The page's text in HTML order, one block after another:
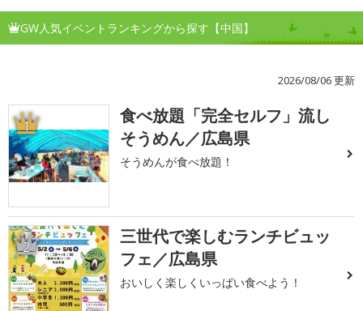
GW人気イベントランキングから探す【中国】
2026/08/06 更新
1
食べ放題「完全セルフ」流し
そうめん／広島県
そうめんが食べ放題！
2
三世代で楽しむランチビュッ
フェ／広島県
おいしく楽しくいっぱい食べよう！